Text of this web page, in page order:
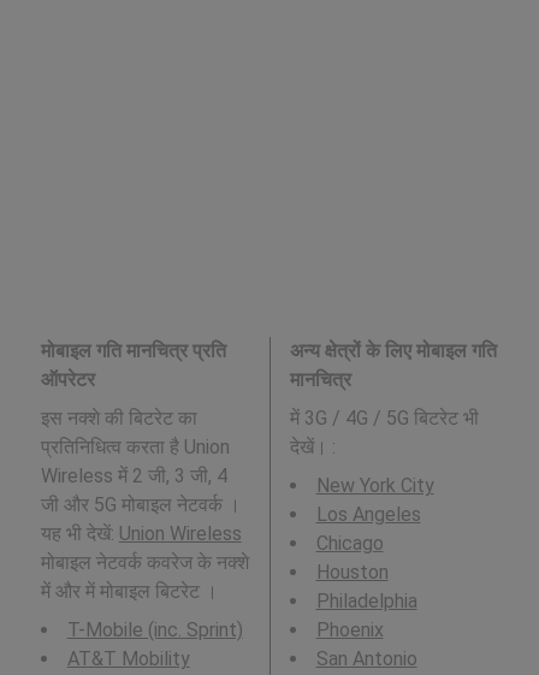
मोबाइल गति मानचित्र प्रति
ऑपरेटर
इस नक्शे की बिटरेट का
प्रतिनिधित्व करता है Union
Wireless में 2 जी, 3 जी, 4
जी और 5G मोबाइल नेटवर्क ।
यह भी देखें: Union Wireless
मोबाइल नेटवर्क कवरेज के नक्शे
में और में मोबाइल बिटरेट ।
T-Mobile (inc. Sprint)
AT&T Mobility
अन्य क्षेत्रों के लिए मोबाइल गति
मानचित्र
में 3G / 4G / 5G बिटरेट भी
देखें। :
New York City
Los Angeles
Chicago
Houston
Philadelphia
Phoenix
San Antonio